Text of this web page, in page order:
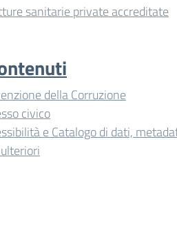
sanitarie private accreditate
della Corruzione
civico
e Catalogo di dati,